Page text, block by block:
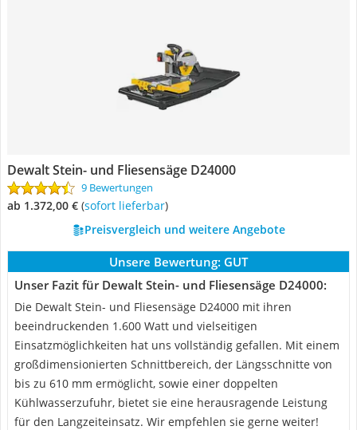
Dewalt Stein- und Fliesensäge D24000
9 Bewertungen
ab 1.372,00 € ( Sofort lieferbar)
Preisvergleich und weitere Angebote
Unsere Bewertung: GUT
Unser Fazit für Dewalt Stein- und Fliesensäge D24000:
Die Dewalt Stein- und Fliesensäge D24000 mit ihren
beeindruckenden 1.600 Watt und vielseitigen
Einsatzmöglichkeiten hat uns vollständig gefallen. Mit einem
großdimensionierten Schnittbereich, der Längsschnitte von
bis zu 610 mm ermöglicht, sowie einer doppelten
Kühlwasserzufuhr, bietet sie eine herausragende Leistung
für den Langzeiteinsatz. Wir empfehlen sie gerne weiter!